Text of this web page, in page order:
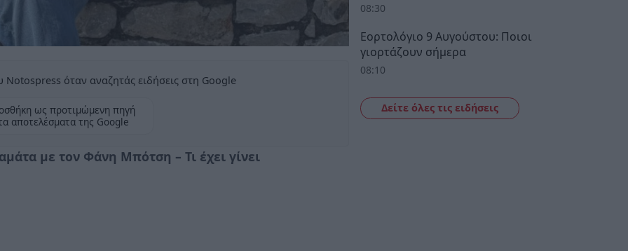
όταν αναζητάς ειδήσεις στη Google
ως προτιμώμενη πηγή
αποτελέσματα της Google
με τον Φάνη Μπότση – Τι έχει γίνει
08:30
Εορτολόγιο 9 Αυγούστου: Ποιοι
γιορτάζουν σήμερα
08:10
Δείτε όλες τις ειδήσεις